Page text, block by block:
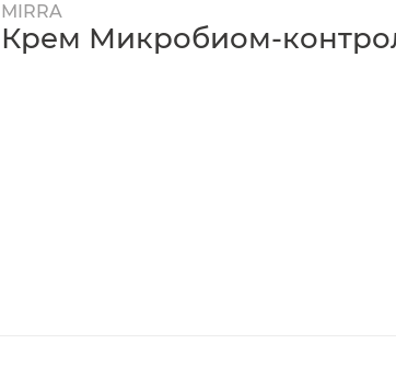
MIRRA
Крем Микробиом-